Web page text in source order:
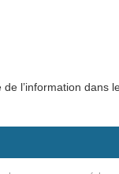
l’information dans